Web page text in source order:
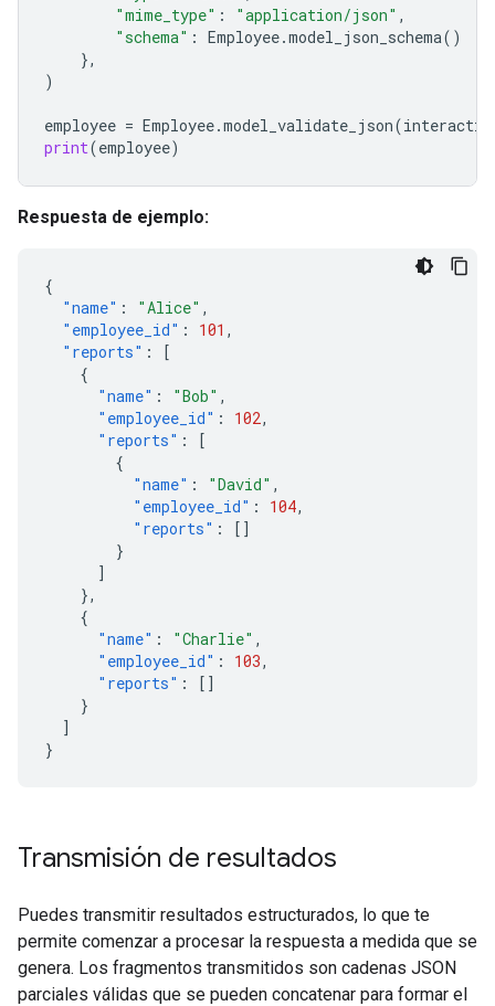
"mime_type" : "application/json" ,
"schema" : Employee.model_json_schema()
},
)
employee = Employee.model_validate_json(
print(employee)
Respuesta de ejemplo:
{
"name" : "Alice" ,
"employee_id" : 101 ,
"reports" :
[
{
"name" : "Bob" ,
"employee_id" : 102,
"reports" :
[
{
"name" : "David" ,
"employee_id" : 104,
"reports" :
[]
}
]
},
{
"name" : "Charlie" ,
"employee_id" : 103,
"reports" :
[]
}
]
}
Transmisión de resultados
Puedes transmitir resultados estructurados, lo que te
permite comenzar a procesar la respuesta a medida que se
genera. Los fragmentos transmitidos son cadenas JSON
parciales válidas que se pueden concatenar para formar el